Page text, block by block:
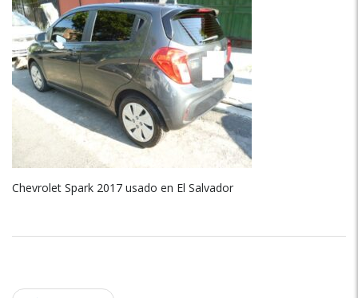
Chevrolet Spark 2017 usado en El Salvador